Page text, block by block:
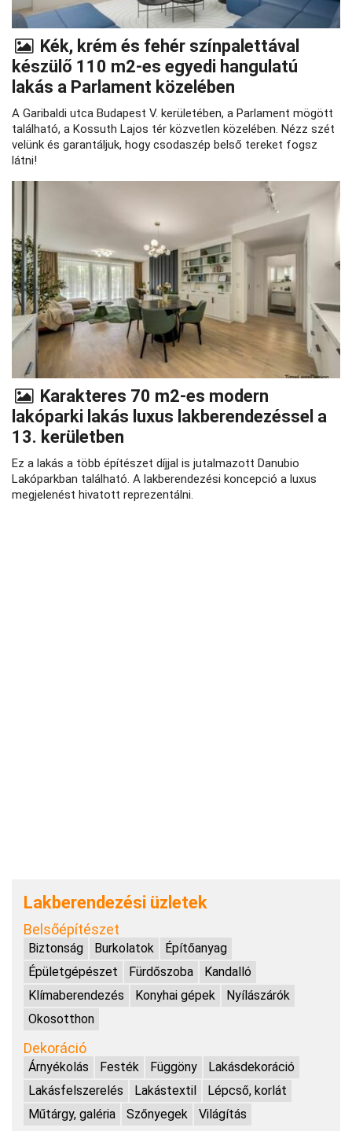
Kék, krém és fehér színpalettával
készülő 110 m2-es egyedi hangulatú
lakás a Parlament közelében
A Garibaldi utca Budapest V. kerületében, a Parlament mögött
található, a Kossuth Lajos tér közvetlen közelében. Nézz szét
velünk és garantáljuk, hogy csodaszép belső tereket fogsz
látni!
Karakteres 70 m2-es modern
lakóparki lakás luxus lakberendezéssel a
13. kerületben
Ez a lakás a több építészet díjjal is jutalmazott Danubio
Lakóparkban található. A lakberendezési koncepció a luxus
megjelenést hivatott reprezentálni.
Lakberendezési üzletek
Belsőépítészet
Biztonság Burkolatok
Építőanyag
Épületgépészet
Fürdőszoba
Kandalló
Klímaberendezés
Konyhai gépek
Nyílászárók
Okosotthon
Dekoráció
Árnyékolás Festék Függöny
Lakásdekoráció
Lakásfelszerelés
Lakástextil
Lépcső, korlát
Műtárgy, galéria
Szőnyegek Világítás